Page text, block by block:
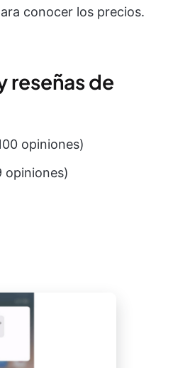
conocer los precios.
reseñas de
opiniones)
opiniones)